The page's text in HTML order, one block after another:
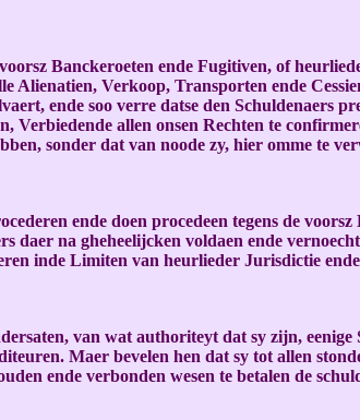
Banckeroeten ende Fugitiven, of
Verkoop, Transporten ende
ende soo verre datse den Schuldenaers
Verbiedende allen onsen Rechten te
sonder dat van noode zy, hier omme te
ende doen procedeen tegens de
daer na gheheelijcken voldaen ende
inde Limiten van heurlieder Jurisdictie
van wat authoriteyt dat sy zijn, eenige
Maer bevelen hen dat sy tot allen
ende verbonden wesen te betalen de